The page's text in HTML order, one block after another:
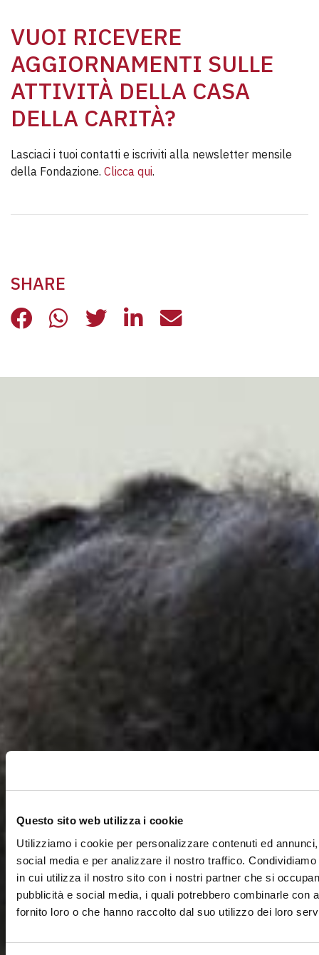
Questo sito web utilizza i cookie
Utilizziamo i cookie per personalizzare contenuti ed
social media e per analizzare il nostro traffico.
in cui utilizza il nostro sito con i nostri partner che si
pubblicità e social media, i quali potrebbero combinarle con
fornito loro o che hanno raccolto dal suo utilizzo dei loro
VUOI RICEVERE
AGGIORNAMENTI SULLE
ATTIVITÀ DELLA CASA
DELLA CARITÀ?
Lasciaci i tuoi contatti e iscriviti alla newsletter mensile
della Fondazione. Clicca qui.
SHARE
LA SFIDA ABITATIVA PER I
LA SFIDA ABITATIVA PER I
LA SFIDA ABITATIVA PER
LA SFIDA ABITATIVA
LA SFIDA